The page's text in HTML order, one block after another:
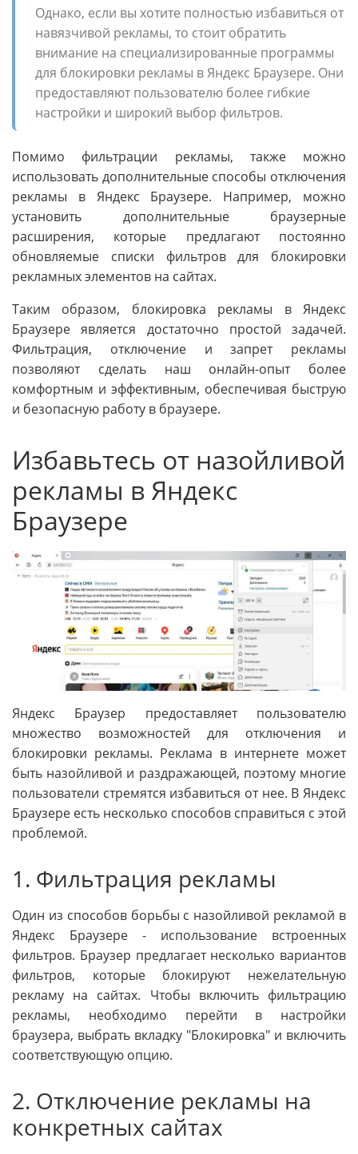
Однако, если вы хотите полностью избавиться от
навязчивой рекламы, то стоит обратить
внимание на специализированные программы
для блокировки рекламы в Яндекс Браузере. Они
предоставляют пользователю более гибкие
настройки и широкий выбор фильтров.
Помимо фильтрации рекламы, также можно
использовать дополнительные способы отключения
рекламы в Яндекс Браузере. Например, можно
установить дополнительные браузерные
расширения, которые предлагают постоянно
обновляемые списки фильтров для блокировки
рекламных элементов на сайтах.
Таким образом, блокировка рекламы в Яндекс
Браузере является достаточно простой задачей.
Фильтрация, отключение и запрет рекламы
позволяют сделать наш онлайн-опыт более
комфортным и эффективным, обеспечивая быструю
и безопасную работу в браузере.
Избавьтесь от назойливой
рекламы в Яндекс
Браузере
Яндекс Браузер предоставляет пользователю
множество возможностей для отключения и
блокировки рекламы. Реклама в интернете может
быть назойливой и раздражающей, поэтому многие
пользователи стремятся избавиться от нее. В Яндекс
Браузере есть несколько способов справиться с этой
проблемой.
1. Фильтрация рекламы
Один из способов борьбы с назойливой рекламой в
Яндекс Браузере - использование встроенных
фильтров. Браузер предлагает несколько вариантов
фильтров, которые блокируют нежелательную
рекламу на сайтах. Чтобы включить фильтрацию
рекламы, необходимо перейти в настройки
браузера, выбрать вкладку "Блокировка" и включить
соответствующую опцию.
2. Отключение рекламы на
конкретных сайтах